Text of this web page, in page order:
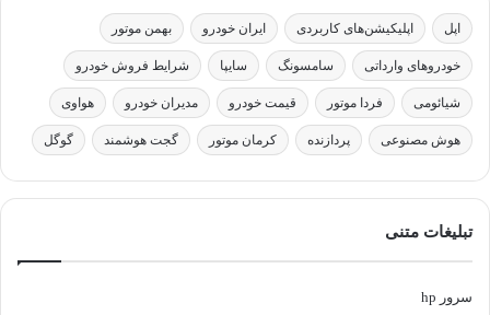
اپل اپلیکیشن‌های کاربردی ایران خودرو بهمن موتور
خودروهای وارداتی سامسونگ سایپا شرایط فروش خودرو
شیائومی فردا موتور قیمت خودرو مدیران خودرو هواوی
هوش مصنوعی پردازنده کرمان موتور گجت هوشمند گوگل
تبلیغات متنی
سرور hp